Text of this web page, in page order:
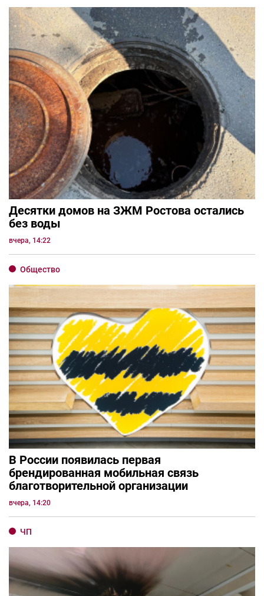
Десятки домов на ЗЖМ Ростова остались
без воды
вчера, 14:22
Общество
В России появилась первая
брендированная мобильная связь
благотворительной организации
вчера, 14:20
ЧП